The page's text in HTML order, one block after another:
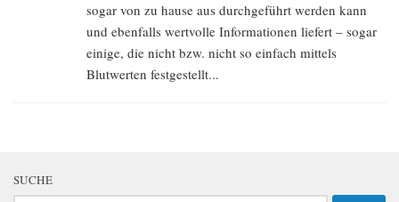
sogar von zu hause aus durchgeführt werden kann
und ebenfalls wertvolle Informationen liefert – sogar
einige, die nicht bzw. nicht so einfach mittels
Blutwerten festgestellt...
SUCHE